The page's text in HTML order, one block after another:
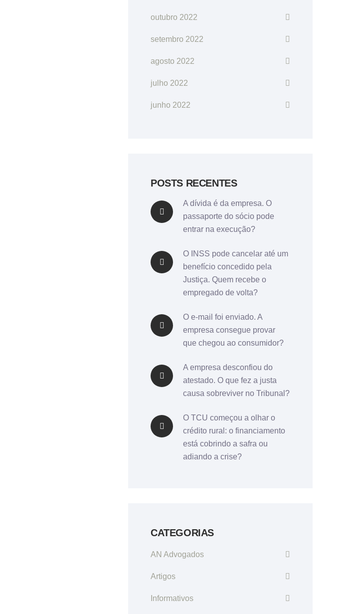
outubro 2022
setembro 2022
agosto 2022
julho 2022
junho 2022
POSTS RECENTES
A dívida é da empresa. O
passaporte do sócio pode
entrar na execução?
O INSS pode cancelar até um
benefício concedido pela
Justiça. Quem recebe o
empregado de volta?
O e-mail foi enviado. A
empresa consegue provar
que chegou ao consumidor?
A empresa desconfiou do
atestado. O que fez a justa
causa sobreviver no Tribunal?
O TCU começou a olhar o
crédito rural: o financiamento
está cobrindo a safra ou
adiando a crise?
CATEGORIAS
AN Advogados
Artigos
Informativos